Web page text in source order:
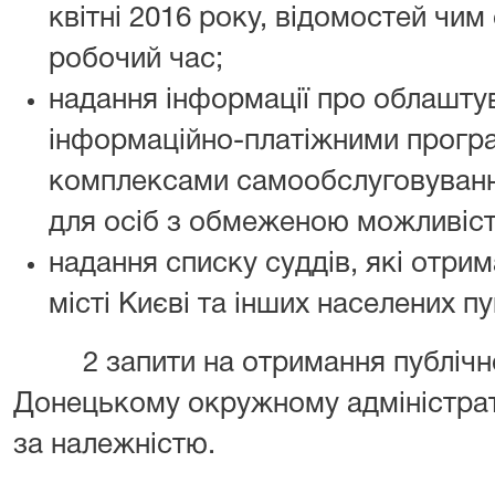
квітні 2016 року, відомостей
робочий час;
надання інформації про
інформаційно-платіжними
комплексами
для осіб з обмеженою
надання списку суддів, які
місті Києві та інших населених
2 запити на отримання
Донецькому окружному
за належністю.